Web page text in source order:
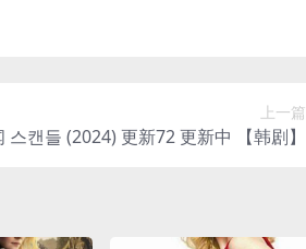
上一篇
스캔들 (2024) 更新72 更新中 【韩剧】